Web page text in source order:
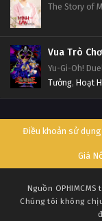
The Story of
Yu-Gi-Oh!
Tưởng, Hoạt
Điều khoản sử dụng
Giá
Nguồn OPHIMCMS
Chúng tôi không